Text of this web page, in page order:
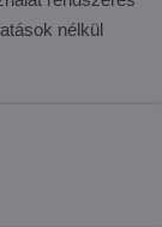
nélkül